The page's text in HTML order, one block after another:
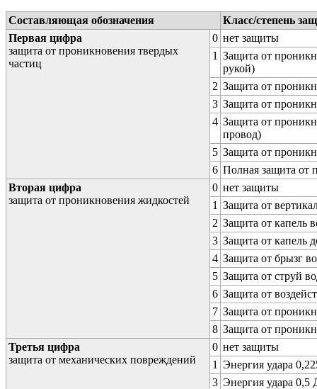
Составляющая обозначения
Класс/степень
Первая цифра
защита от проникновения твердых
частиц
0 нет защиты
1 Защита от
рукой)
2 Защита от
3 Защита от
4 Защита от
провод)
5 Защита от
6 Полная защита от
Вторая цифра
защита от проникновения жидкостей
0 нет защиты
1 Защита от
2 Защита от капель
3 Защита от капель
4 Защита от брызг
5 Защита от струй
6 Защита от
7 Защита от
8 Защита от
Третья цифра
защита от механических повреждений
0 нет защиты
1 Энергия удара
3 Энергия удара 0,5